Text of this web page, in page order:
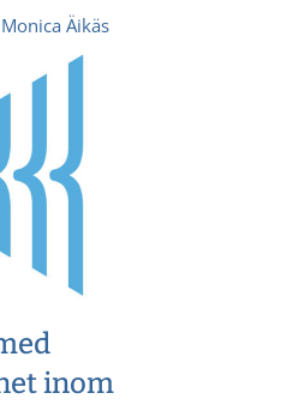
Monica Äikäs
inom